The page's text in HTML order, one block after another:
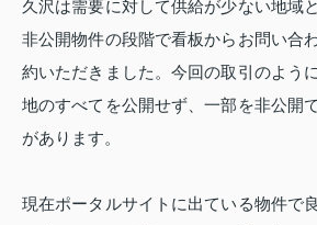
久沢は需要に対して供給が少ない地域
非公開物件の段階で看板からお問い合
約いただきました。今回の取引のよう
地のすべてを公開せず、一部を非公開
があります。
現在ポータルサイトに出ている物件で